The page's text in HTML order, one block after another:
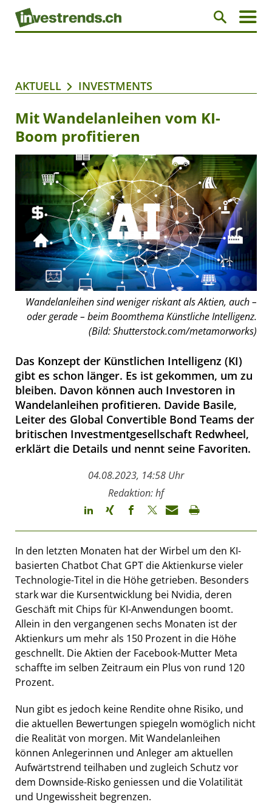
AKTUELL INVESTMENTS
Mit Wandelanleihen vom KI-
Boom profitieren
Wandelanleihen sind weniger riskant als Aktien, auch –
oder gerade – beim Boomthema Künstliche Intelligenz.
(Bild: Shutterstock.com/metamorworks)
Das Konzept der Künstlichen Intelligenz (KI)
gibt es schon länger. Es ist gekommen, um zu
bleiben. Davon können auch Investoren in
Wandelanleihen profitieren. Davide Basile,
Leiter des Global Convertible Bond Teams der
britischen Investmentgesellschaft Redwheel,
erklärt die Details und nennt seine Favoriten.
04.08.2023, 14:58 Uhr
Redaktion: hf
In den letzten Monaten hat der Wirbel um den KI-
basierten Chatbot Chat GPT die Aktienkurse vieler
Technologie-Titel in die Höhe getrieben. Besonders
stark war die Kursentwicklung bei Nvidia, deren
Geschäft mit Chips für KI-Anwendungen boomt.
Allein in den vergangenen sechs Monaten ist der
Aktienkurs um mehr als 150 Prozent in die Höhe
geschnellt. Die Aktien der Facebook-Mutter Meta
schaffte im selben Zeitraum ein Plus von rund 120
Prozent.
Nun gibt es jedoch keine Rendite ohne Risiko, und
die aktuellen Bewertungen spiegeln womöglich nicht
die Realität von morgen. Mit Wandelanleihen
können Anlegerinnen und Anleger am aktuellen
Aufwärtstrend teilhaben und zugleich Schutz vor
dem Downside-Risko geniessen und die Volatilität
und Ungewissheit begrenzen.